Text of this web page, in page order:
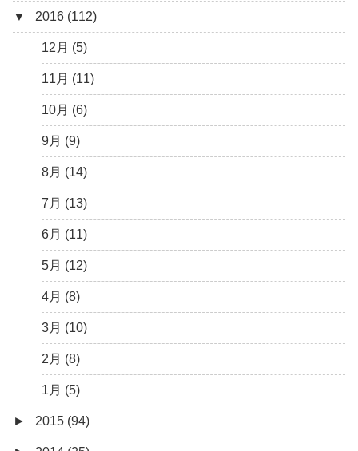
3月 (15)
2月 (6)
1月 (10)
6月 (8)
5月 (13)
4月 (12)
3月 (13)
2月 (14)
1月 (7)
7月 (4)
6月 (6)
5月 (5)
4月 (10)
3月 (5)
2月 (11)
1月 (10)
9月 (5)
8月 (9)
7月 (8)
6月 (3)
5月 (10)
4月 (7)
3月 (8)
2月 (19)
1月 (10)
10月 (9)
9月 (16)
8月 (9)
7月 (11)
6月 (5)
5月 (8)
4月 (12)
3月 (9)
2月 (8)
1月 (9)
11月 (4)
10月 (8)
9月 (12)
8月 (4)
7月 (7)
6月 (7)
5月 (7)
4月 (6)
3月 (6)
2月 (4)
1月 (6)
12月 (5)
11月 (3)
10月 (5)
9月 (1)
8月 (4)
7月 (6)
6月 (6)
5月 (7)
4月 (9)
3月 (13)
2月 (12)
1月 (13)
▼ 2016 (112)
12月 (5)
11月 (11)
10月 (6)
9月 (9)
8月 (14)
7月 (13)
6月 (11)
5月 (12)
4月 (8)
3月 (10)
2月 (8)
1月 (5)
► 2015 (94)